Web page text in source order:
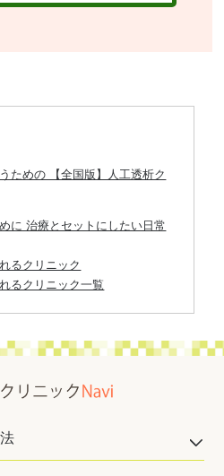
ための 【全国版】人工透析ク
に 治療とセットにしたい日常
るクリニック
るクリニック一覧